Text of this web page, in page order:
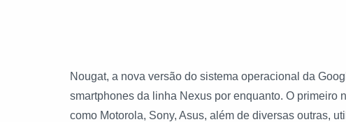
Nougat, a nova versão do sistema operacional da
smartphones da linha Nexus por enquanto. O primeiro
como Motorola, Sony, Asus, além de diversas outras,